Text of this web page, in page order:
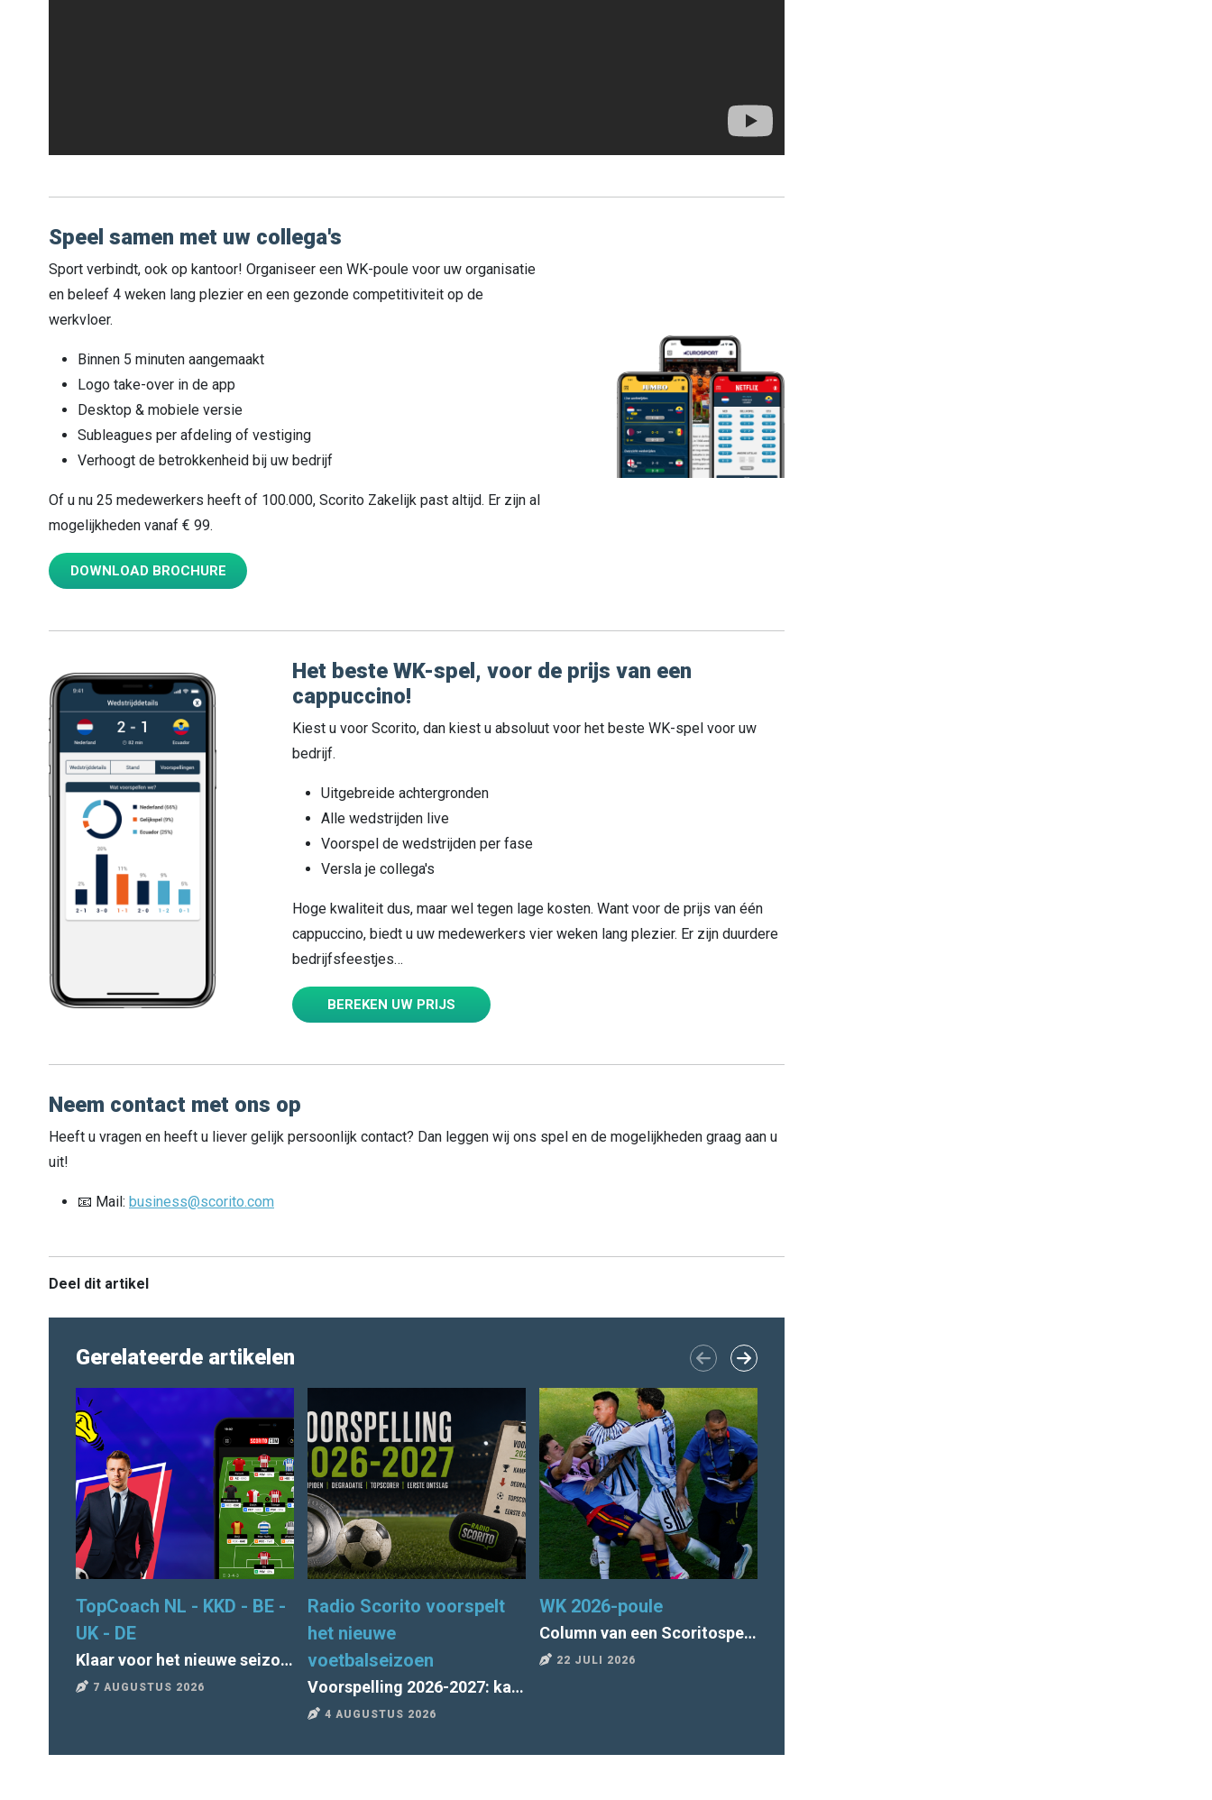
Speel samen met uw collega's
Sport verbindt, ook op kantoor! Organiseer een WK-poule voor uw organisatie
en beleef 4 weken lang plezier en een gezonde competitiviteit op de
werkvloer.
Binnen 5 minuten aangemaakt
Logo take-over in de app
Desktop & mobiele versie
Subleagues per afdeling of vestiging
Verhoogt de betrokkenheid bij uw bedrijf
Of u nu 25 medewerkers heeft of 100.000, Scorito Zakelijk past altijd. Er zijn al
mogelijkheden vanaf € 99.
DOWNLOAD BROCHURE
Het beste WK-spel, voor de prijs van een
cappuccino!
Kiest u voor Scorito, dan kiest u absoluut voor het beste WK-spel voor uw
bedrijf.
Uitgebreide achtergronden
Alle wedstrijden live
Voorspel de wedstrijden per fase
Versla je collega's
Hoge kwaliteit dus, maar wel tegen lage kosten. Want voor de prijs van één
cappuccino, biedt u uw medewerkers vier weken lang plezier. Er zijn duurdere
bedrijfsfeestjes…
BEREKEN UW PRIJS
Neem contact met ons op
Heeft u vragen en heeft u liever gelijk persoonlijk contact? Dan leggen wij ons spel en de mogelijkheden graag aan u
uit!
📧 Mail: business@scorito.com
Deel dit artikel
Gerelateerde artikelen
TopCoach NL - KKD - BE -
UK - DE
Klaar voor het nieuwe seizoen van TopCoach? Alle deadlines en tips
7 AUGUSTUS 2026
Radio Scorito voorspelt
het nieuwe
voetbalseizoen
Voorspelling 2026-2027: kampioen, degradatie, topscorer, 1e ontslag
4 AUGUSTUS 2026
WK 2026-poule
Column van een Scoritospeler: "Tegen wil en dank voor Argentinië"
22 JULI 2026